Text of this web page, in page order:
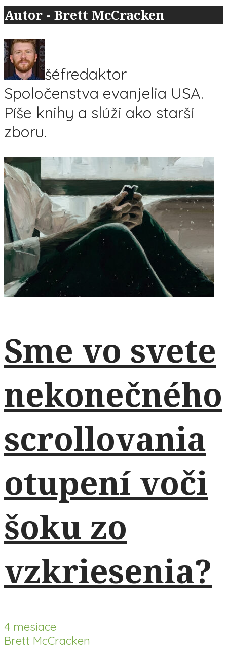
Autor - Brett McCracken
šéfredaktor
Spoločenstva evanjelia USA.
Píše knihy a slúži ako starší
zboru.
Sme vo svete
nekonečného
scrollovania
otupení voči
šoku zo
vzkriesenia?
4 mesiace
Brett McCracken